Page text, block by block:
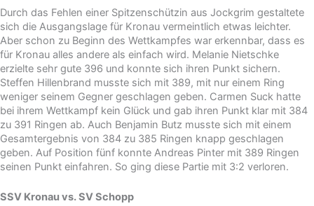
Durch das Fehlen einer Spitzenschützin aus Jockgrim gestaltete
sich die Ausgangslage für Kronau vermeintlich etwas leichter.
Aber schon zu Beginn des Wettkampfes war erkennbar, dass es
für Kronau alles andere als einfach wird. Melanie Nietschke
erzielte sehr gute 396 und konnte sich ihren Punkt sichern.
Steffen Hillenbrand musste sich mit 389, mit nur einem Ring
weniger seinem Gegner geschlagen geben. Carmen Suck hatte
bei ihrem Wettkampf kein Glück und gab ihren Punkt klar mit 384
zu 391 Ringen ab. Auch Benjamin Butz musste sich mit einem
Gesamtergebnis von 384 zu 385 Ringen knapp geschlagen
geben. Auf Position fünf konnte Andreas Pinter mit 389 Ringen
seinen Punkt einfahren. So ging diese Partie mit 3:2 verloren.
SSV Kronau vs. SV Schopp